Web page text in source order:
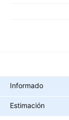
Informado
Estimación